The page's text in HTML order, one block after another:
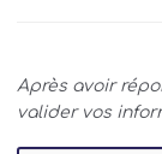
Après avoir
valider vos